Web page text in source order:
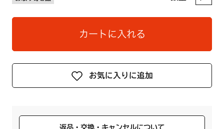
カートに入れる
お気に入りに追加
返品・交換・キャンセルについて